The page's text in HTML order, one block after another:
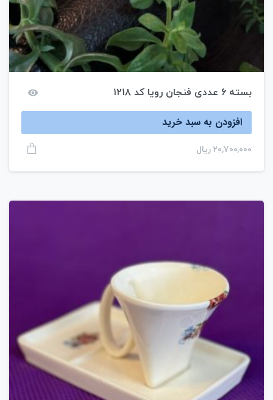
بسته ۶ عددی فنجان رویا کد ۱۲۱۸
افزودن به سبد خرید
۲۰,۷۰۰,۰۰۰ ریال